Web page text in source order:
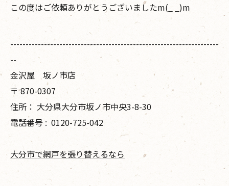
この度はご依頼ありがとうございましたm(_ _)m
--------------------------------------------------------------------
--
金沢屋 坂ノ市店
〒870-0307
住所： 大分県大分市坂ノ市中央3-8-30
電話番号 : 0120-725-042
大分市で網戸を張り替えるなら